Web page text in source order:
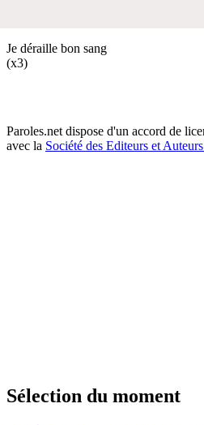
Je déraille bon sang
(x3)
Paroles.net dispose d'un accord de
avec la Société des Editeurs et
Sélection du moment